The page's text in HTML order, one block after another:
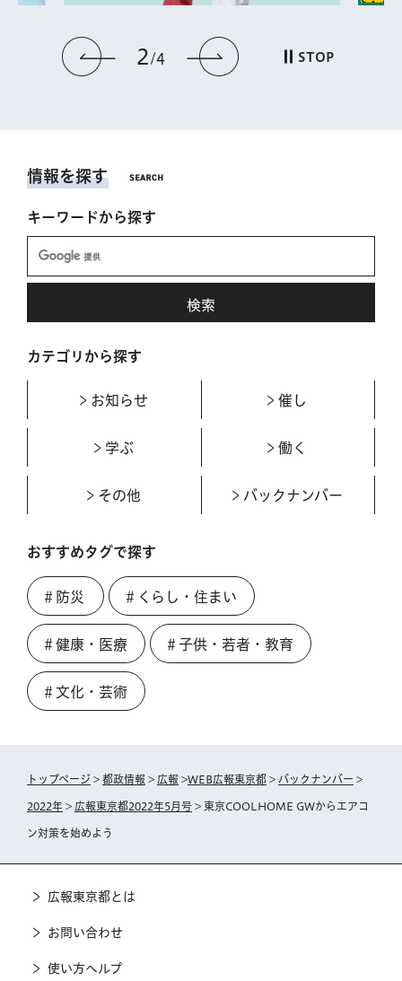
前のスライドを表示
2 4 次のスライドを表
STOP
情報を探す
キーワードから探す
カテゴリから探す
お知らせ 催し
学ぶ 働く
その他 バックナンバー
おすすめタグで探す
＃防災 ＃くらし・住まい
＃健康・医療 ＃子供・若者・教育
＃文化・芸術
トップページ > 都政情報 > 広報 >WEB広報東京都 > バックナンバー >
2022年 > 広報東京都2022年5月号 > 東京COOLHOME GWからエアコ
ン対策を始めよう
広報東京都とは
お問い合わせ
使い方ヘルプ